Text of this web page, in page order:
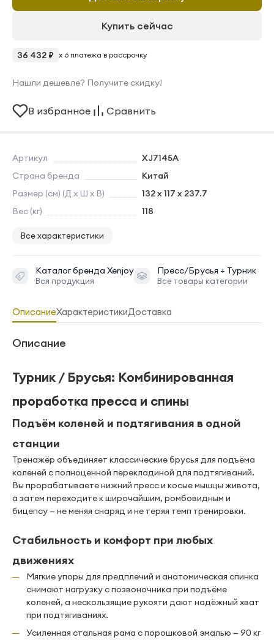
Артикул
XJ7145A
Страна бренда
Китай
Размер (см) (Д х Ш х В)
132 x 117 x 237.7
Вес (кг)
118
Все характеристики
Каталог бренда Xenjoy
Вся продукция
Пресс/Брусья + Турник
Все товары категории
Купить сейчас
36 432 ₽ x 6 платежа в рассрочку
Нашли дешевле? Получите скидку!
В избранное Сравнить
ОписаниеХарактеристикиДоставка
Описание
Турник / Брусья: Комбинированная
проработка пресса и спины
Подъём коленей и подтягивания в одной
станции
Тренажёр объединяет классические брусья для подъёма
коленей с полноценной перекладиной для подтягиваний.
Вы прорабатываете нижний пресс и косые мышцы живота,
а затем переходите к широчайшим, ромбовидным и
бицепсу — не меняя снаряд и не теряя темп тренировки.
Стабильность и комфорт при любых
движениях
Мягкие упоры для предплечий и анатомическая спинка
снимают нагрузку с позвоночника при подъёме
коленей, а нескользящие рукояти дают надёжный хват
при подтягиваниях.
Усиленная стальная рама с порошковой эмалью — 90 кг